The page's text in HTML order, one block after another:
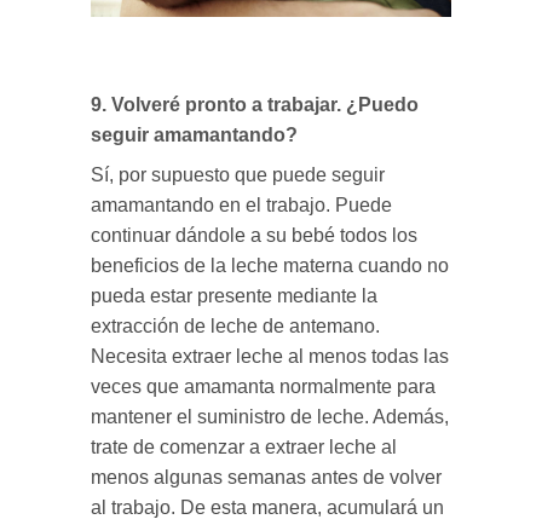
9. Volveré pronto a trabajar. ¿Puedo
seguir amamantando?
Sí, por supuesto que puede seguir
amamantando en el trabajo. Puede
continuar dándole a su bebé todos los
beneficios de la leche materna cuando no
pueda estar presente mediante la
extracción de leche de antemano.
Necesita extraer leche al menos todas las
veces que amamanta normalmente para
mantener el suministro de leche. Además,
trate de comenzar a extraer leche al
menos algunas semanas antes de volver
al trabajo. De esta manera, acumulará un